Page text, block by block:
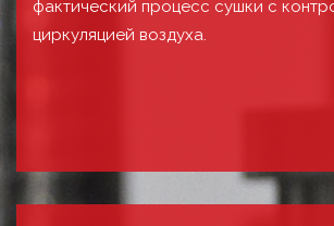
фактический процесс сушки с
циркуляцией воздуха.